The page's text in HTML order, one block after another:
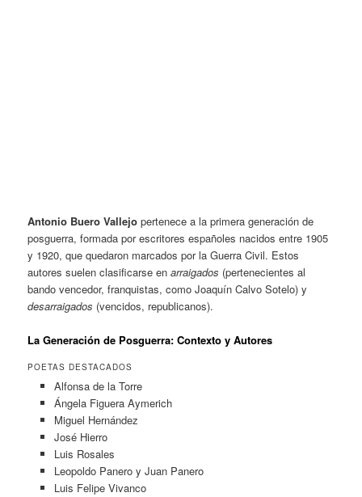
Antonio Buero Vallejo pertenece a la primera generación de
posguerra, formada por escritores españoles nacidos entre 1905
y 1920, que quedaron marcados por la Guerra Civil. Estos
autores suelen clasificarse enarraigados (pertenecientes al
bando vencedor, franquistas, como Joaquín Calvo Sotelo) y
desarraigados (vencidos, republicanos).
La Generación de Posguerra: Contexto y Autores
POETAS DESTACADOS
Alfonsa de la Torre
Ángela Figuera Aymerich
Miguel Hernández
José Hierro
Luis Rosales
Leopoldo Panero y Juan Panero
Luis Felipe Vivanco